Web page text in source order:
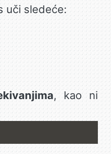
uči sledeće:
, kao ni